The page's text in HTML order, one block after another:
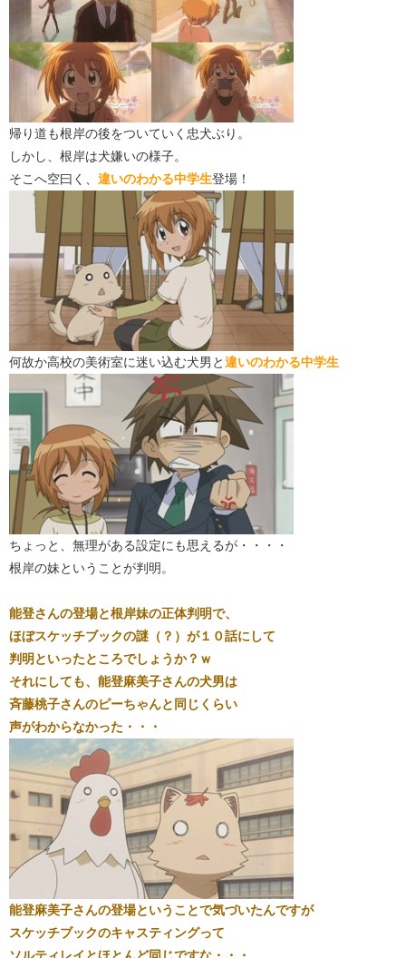
帰り道も根岸の後をついていく忠犬ぶり。
しかし、根岸は犬嫌いの様子。
そこへ空曰く、 違いのわかる中学生登場！
何故か高校の美術室に迷い込む犬男と違いのわかる中学生
ちょっと、無理がある設定にも思えるが・・・・
根岸の妹ということが判明。
能登さんの登場と根岸妹の正体判明で、
ほぼスケッチブックの謎（？）が１０話にして
判明といったところでしょうか？ｗ
それにしても、能登麻美子さんの犬男は
斉藤桃子さんのピーちゃんと同じくらい
声がわからなかった・・・
能登麻美子さんの登場ということで気づいたんですが
スケッチブックのキャスティングって
ソルティレイとほとんど同じですな・・・